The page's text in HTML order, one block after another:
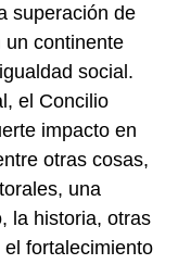
superación de
un continente
social.
el Concilio
impacto en
otras cosas,
una
la historia, otras
fortalecimiento